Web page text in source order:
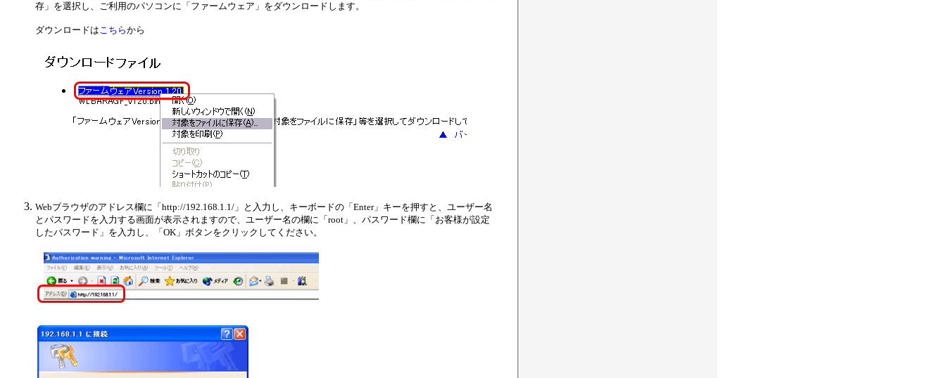
存」を選択し、ご利用のパソコンに「ファームウェア」をダウンロードします。
ダウンロードはこちらから
Webブラウザのアドレス欄に「http://192.168.1.1/」と入力し、キーボードの「Enter」キーを押すと、ユーザー名
とパスワードを入力する画面が表示されますので、ユーザー名の欄に「root」、パスワード欄に「お客様が設定
したパスワード」を入力し、「OK」ボタンをクリックしてください。